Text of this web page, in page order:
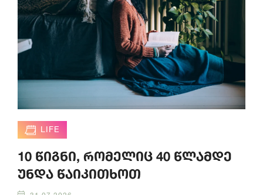
LIFE
10 წიგნი, რომელიც 40 წლამდე
უნდა წაიკითხოთ